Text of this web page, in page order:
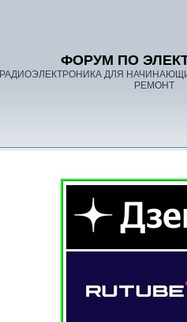
ФОРУМ ПО
РАДИОЭЛЕКТРОНИКА ДЛЯ
РЕМОНТ